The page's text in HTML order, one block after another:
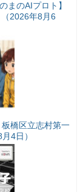
まのAIプロト】
2026年8月6
板橋区立志村第一
4日）